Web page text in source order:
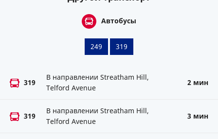
Автобусы
249 319
319
В направлении Streatham Hill,
Telford Avenue
2 мин
319
В направлении Streatham Hill,
Telford Avenue
3 мин